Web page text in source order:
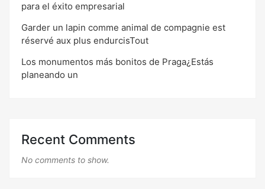
para el éxito empresarial
Garder un lapin comme animal de compagnie est
réservé aux plus endurcisTout
Los monumentos más bonitos de Praga¿Estás
planeando un
Recent Comments
No comments to show.